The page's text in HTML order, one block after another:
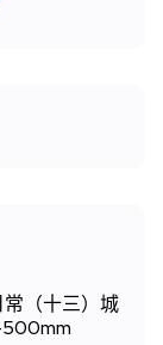
（十三）城
500mm